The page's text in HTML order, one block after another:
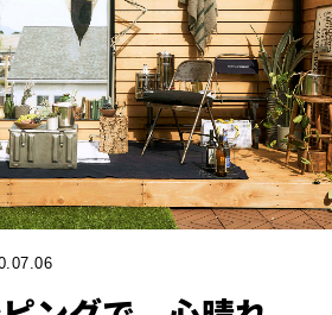
探す
LL
HOUSE
LINE-
UP
WHAT’S